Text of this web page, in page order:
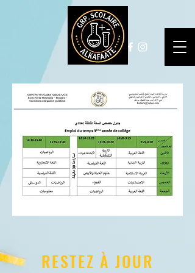
RESTEZ À JOUR